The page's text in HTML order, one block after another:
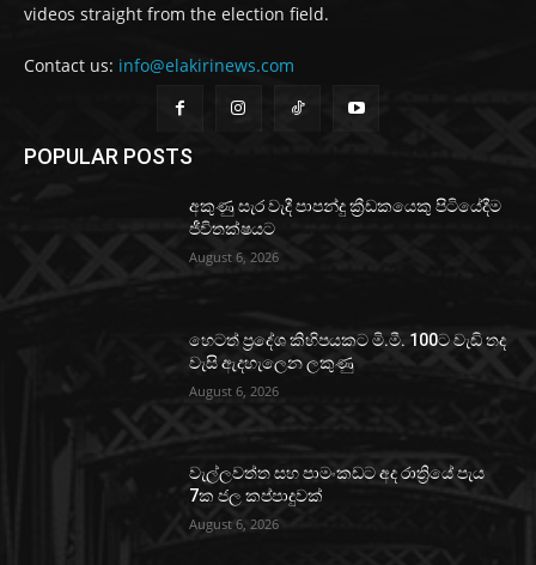
videos straight from the election field.
Contact us: info@elakirinews.com
POPULAR POSTS
අකුණු සැර වැදී පාපන්දු ක්‍රීඩකයෙකු පිටියේදීම
ජීවිතක්ෂයට
August 6, 2026
හෙටත් ප්‍රදේශ කිහිපයකට මි.මී. 100ට වැඩි තද
වැසි ඇදහැලෙන ලකුණු
August 6, 2026
වැල්ලවත්ත සහ පාමංකඩට අද රාත්‍රියේ පැය
7ක ජල කප්පාදුවක්
August 6, 2026